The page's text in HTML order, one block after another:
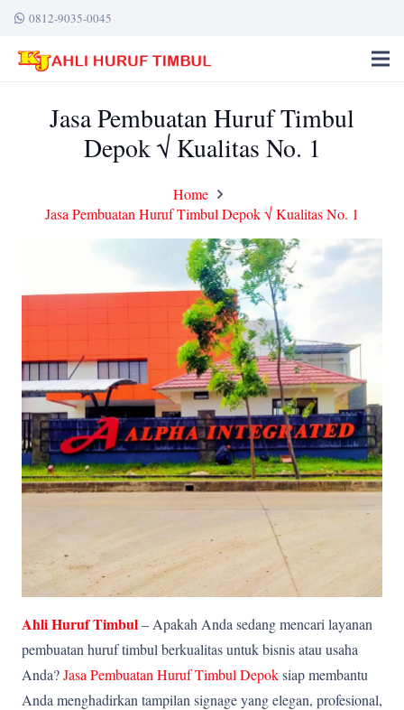
0812-9035-0045
Jasa Pembuatan Huruf Timbul
Depok √ Kualitas No. 1
Home
Jasa Pembuatan Huruf Timbul Depok √ Kualitas No. 1
Ahli Huruf Timbul– Apakah Anda sedang mencari layanan
pembuatan huruf timbul berkualitas untuk bisnis atau usaha
Anda?Jasa Pembuatan Huruf Timbul Depoksiap membantu
Anda menghadirkan tampilan signage yang elegan, profesional,